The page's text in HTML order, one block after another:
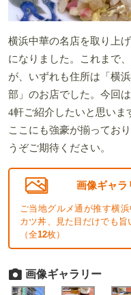
横浜中華の名店を取り上
になりました。これまで
が、いずれも住所は「横
部」のお店でした。今回
4軒ご紹介したいと思いま
ここにも強豪が揃ってお
うぞご期待ください。
画像ギャラ
ご当地グルメ通が推す横
カツ丼、見た目だけでも
（全12枚）
画像ギャラリー